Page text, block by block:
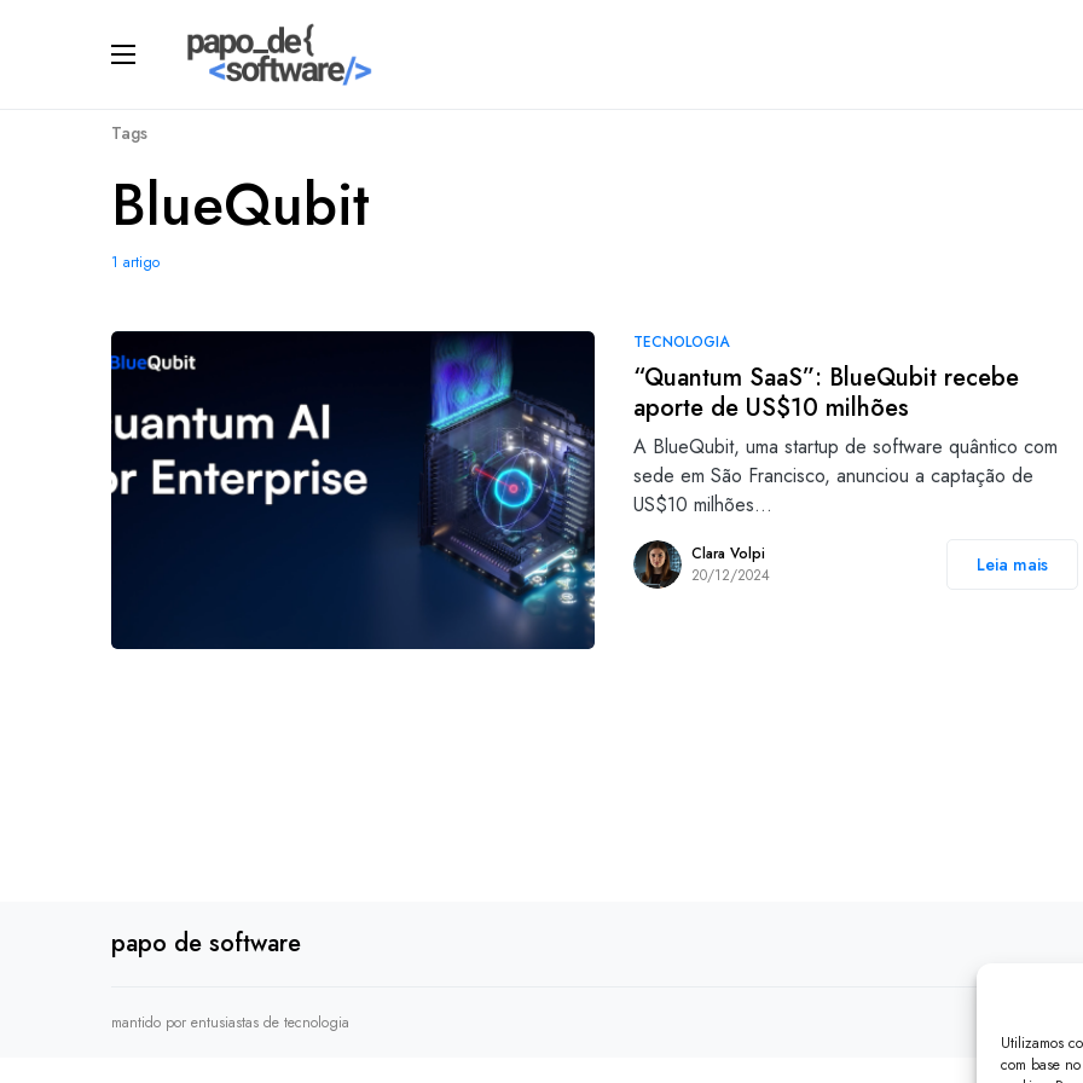
Utilizamos
com base
Tags
BlueQubit
1 artigo
TECNOLOGIA
“Quantum SaaS”: BlueQubit recebe
aporte de US$10 milhões
A BlueQubit, uma startup de software quântico com
sede em São Francisco, anunciou a captação de
US$10 milhões…
Clara Volpi
20/12/2024
Leia mais
papo de software
mantido por entusiastas de tecnologia